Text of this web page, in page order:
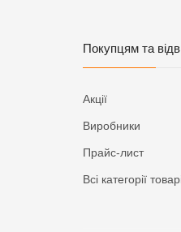
Покупцям та
Акції
Виробники
Прайс-лист
Всі категорії